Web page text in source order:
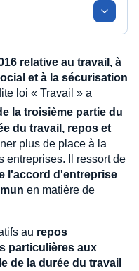
relative au travail, à
et à la sécurisation
loi « Travail » a
la troisième partie du
du travail, repos et
plus de place à la
entreprises. Il ressort de
l'accord d'entreprise
en matière de
au repos
particulières aux
de la durée du travail